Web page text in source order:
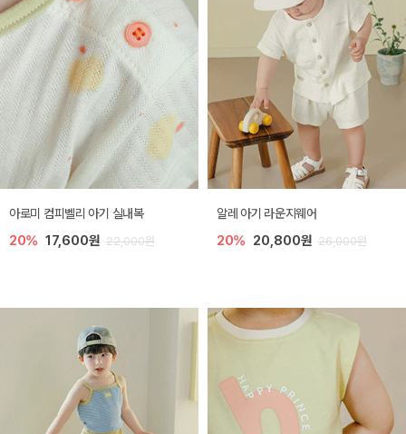
아로미 컴피벨리 아기 실내복
20% 17,600원 22,000원
알레 아기 라운지웨어
20% 20,800원 26,000원